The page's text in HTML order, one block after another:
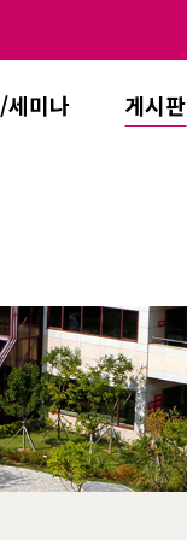
세미나 게시판